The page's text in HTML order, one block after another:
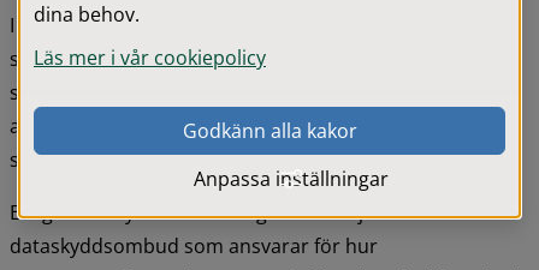
I Gislaveds kommun är det respektive nämnd eller
styrelsen i det bolag, som hanterar personuppgifterna,
som är personuppgiftsansvarig. Det innebär att de har
ansvaret för att personuppgifterna behandlas lagligt,
säkert och i övrigt korrekt.
Enligt dataskyddsförordningen ska varje kommun ha ett
dataskyddsombud som ansvarar för hur
dina behov.
Läs mer i vår cookiepolicy
Godkänn alla kakor
Anpassa inställningar